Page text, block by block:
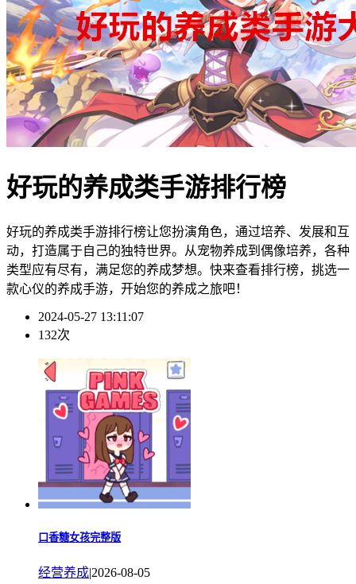
好玩的养成类手游排行榜
好玩的养成类手游排行榜让您扮演角色，通过培养、发展和互
动，打造属于自己的独特世界。从宠物养成到偶像培养，各种
类型应有尽有，满足您的养成梦想。快来查看排行榜，挑选一
款心仪的养成手游，开始您的养成之旅吧！
2024-05-27 13:11:07
132次
口香糖女孩完整版
经营养成|2026-08-05